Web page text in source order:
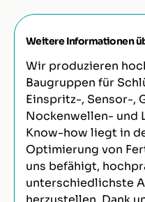
Weitere Informationen
Wir produzieren
Baugruppen für
Einspritz-, Sensor-,
Nockenwellen- und
Know-how liegt in
Optimierung von
uns befähigt,
unterschiedlichste